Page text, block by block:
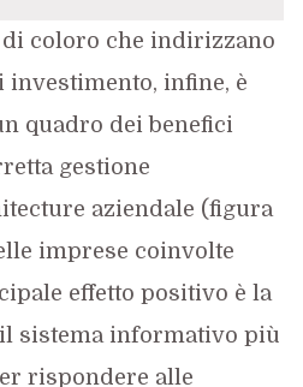
coloro che indirizzano
investimento, infine, è
quadro dei benefici
gestione
aziendale (figura
imprese coinvolte
effetto positivo è la
sistema informativo più
rispondere alle